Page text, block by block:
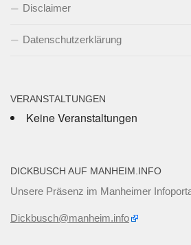
Disclaimer
Datenschutzerklärung
VERANSTALTUNGEN
Keine Veranstaltungen
DICKBUSCH AUF MANHEIM.INFO
Unsere Präsenz im Manheimer
Dickbusch@manheim.info